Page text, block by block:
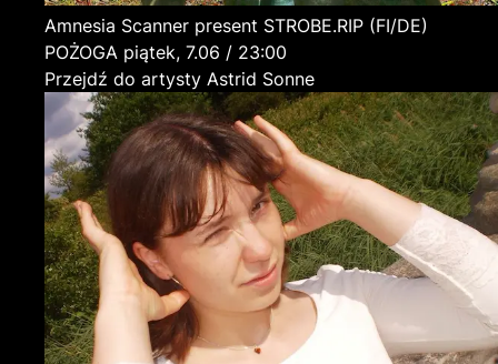
Amnesia Scanner present STROBE.RIP (FI/DE)
POŻOGA
piątek, 7.06 / 23:00
Przejdź do artysty Astrid Sonne